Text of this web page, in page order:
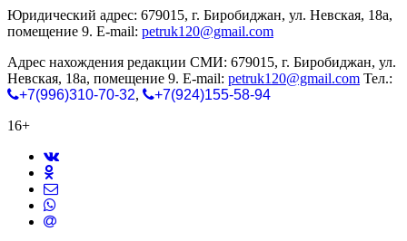
Юридический адрес: 679015, г. Биробиджан, ул. Невская, 18а,
помещение 9. E-mail: petruk120@gmail.com
Адрес нахождения редакции СМИ: 679015, г. Биробиджан, ул.
Невская, 18а, помещение 9. E-mail: petruk120@gmail.com Тел.:
+7(996)310-70-32,
+7(924)155-58-94
16+